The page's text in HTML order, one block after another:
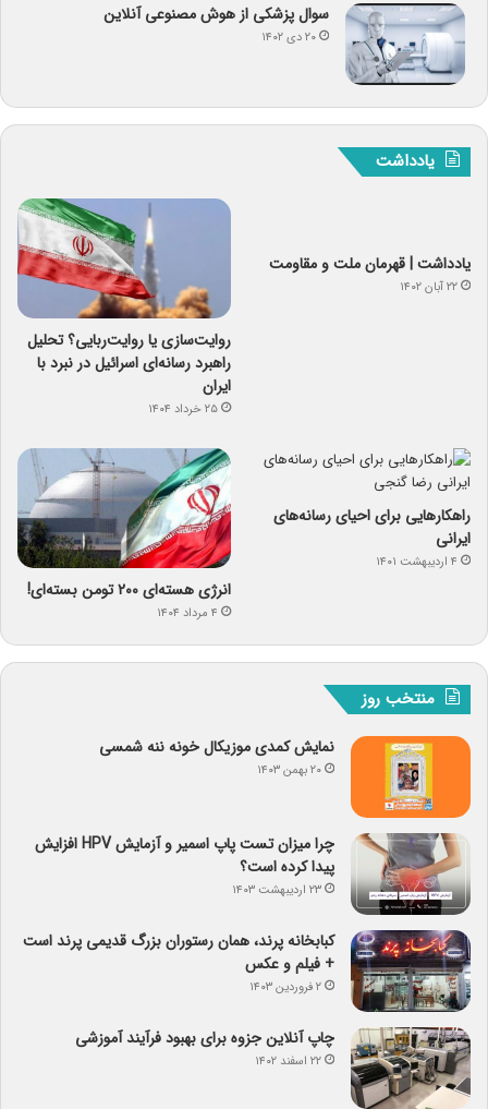
سوال پزشکی از هوش مصنوعی آنلاین
۲۰ دی ۱۴۰۲
یادداشت
یادداشت | قهرمان ملت و مقاومت
۲۲ آبان ۱۴۰۲
روایت‌سازی یا روایت‌ربایی؟ تحلیل
راهبرد رسانه‌ای اسرائیل در نبرد با
ایران
۲۵ خرداد ۱۴۰۴
راهکارهایی برای احیای رسانه‌های
ایرانی
۴ اردیبهشت ۱۴۰۱
انرژی هسته‌ای ۲۰۰ تومن بسته‌ای!
۴ مرداد ۱۴۰۴
منتخب روز
نمایش کمدی موزیکال خونه ننه شمسی
۲۰ بهمن ۱۴۰۳
چرا میزان تست پاپ اسمیر و آزمایش HPV افزایش
پیدا کرده است؟
۲۳ اردیبهشت ۱۴۰۳
کبابخانه پرند، همان رستوران بزرگ قدیمی پرند است
+ فیلم و عکس
۲ فروردین ۱۴۰۳
چاپ آنلاین جزوه برای بهبود فرآیند آموزشی
۲۲ اسفند ۱۴۰۲